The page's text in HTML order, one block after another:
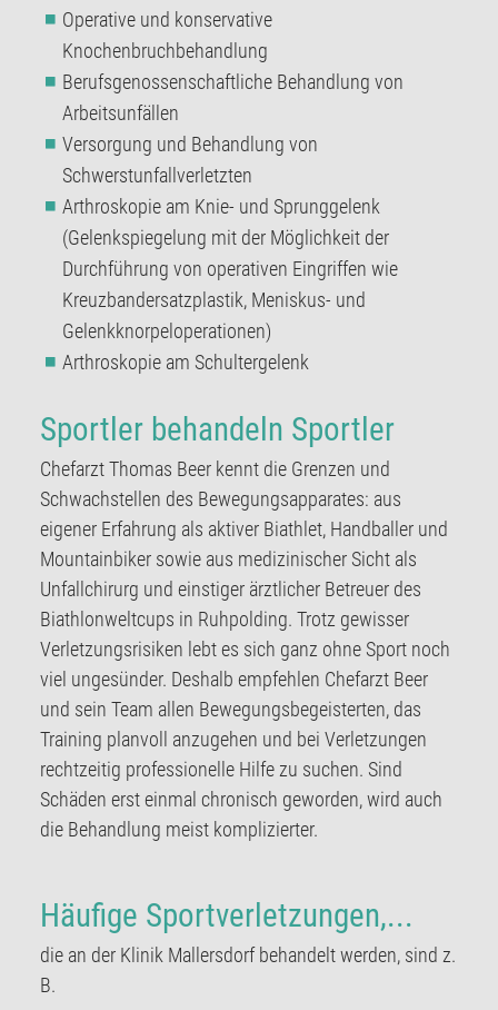
Operative und konservative
Knochenbruchbehandlung
Berufsgenossenschaftliche Behandlung von
Arbeitsunfällen
Versorgung und Behandlung von
Schwerstunfallverletzten
Arthroskopie am Knie- und Sprunggelenk
(Gelenkspiegelung mit der Möglichkeit der
Durchführung von operativen Eingriffen wie
Kreuzbandersatzplastik, Meniskus- und
Gelenkknorpeloperationen)
Arthroskopie am Schultergelenk
Sportler behandeln Sportler
Chefarzt Thomas Beer kennt die Grenzen und
Schwachstellen des Bewegungsapparates: aus
eigener Erfahrung als aktiver Biathlet, Handballer und
Mountainbiker sowie aus medizinischer Sicht als
Unfallchirurg und einstiger ärztlicher Betreuer des
Biathlonweltcups in Ruhpolding. Trotz gewisser
Verletzungsrisiken lebt es sich ganz ohne Sport noch
viel ungesünder. Deshalb empfehlen Chefarzt Beer
und sein Team allen Bewegungsbegeisterten, das
Training planvoll anzugehen und bei Verletzungen
rechtzeitig professionelle Hilfe zu suchen. Sind
Schäden erst einmal chronisch geworden, wird auch
die Behandlung meist komplizierter.
Häufige Sportverletzungen,...
die an der Klinik Mallersdorf behandelt werden, sind z.
B.